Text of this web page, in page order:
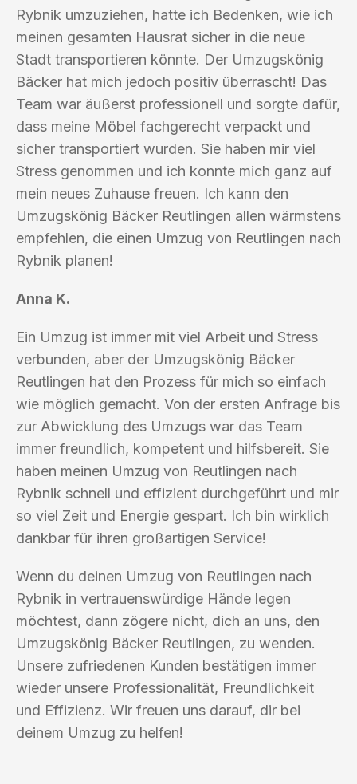
Rybnik umzuziehen, hatte ich Bedenken, wie ich
meinen gesamten Hausrat sicher in die neue
Stadt transportieren könnte. Der Umzugskönig
Bäcker hat mich jedoch positiv überrascht! Das
Team war äußerst professionell und sorgte dafür,
dass meine Möbel fachgerecht verpackt und
sicher transportiert wurden. Sie haben mir viel
Stress genommen und ich konnte mich ganz auf
mein neues Zuhause freuen. Ich kann den
Umzugskönig Bäcker Reutlingen allen wärmstens
empfehlen, die einen Umzug von Reutlingen nach
Rybnik planen!
Anna K.
Ein Umzug ist immer mit viel Arbeit und Stress
verbunden, aber der Umzugskönig Bäcker
Reutlingen hat den Prozess für mich so einfach
wie möglich gemacht. Von der ersten Anfrage bis
zur Abwicklung des Umzugs war das Team
immer freundlich, kompetent und hilfsbereit. Sie
haben meinen Umzug von Reutlingen nach
Rybnik schnell und effizient durchgeführt und mir
so viel Zeit und Energie gespart. Ich bin wirklich
dankbar für ihren großartigen Service!
Wenn du deinen Umzug von Reutlingen nach
Rybnik in vertrauenswürdige Hände legen
möchtest, dann zögere nicht, dich an uns, den
Umzugskönig Bäcker Reutlingen, zu wenden.
Unsere zufriedenen Kunden bestätigen immer
wieder unsere Professionalität, Freundlichkeit
und Effizienz. Wir freuen uns darauf, dir bei
deinem Umzug zu helfen!